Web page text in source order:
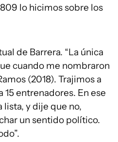
lo hicimos sobre los
de Barrera. “La única
cuando me nombraron
(2018). Trajimos a
entrenadores. En ese
y dije que no,
un sentido político.